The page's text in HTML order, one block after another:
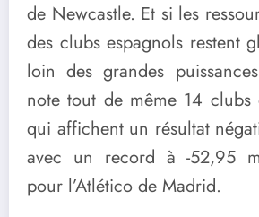
de Newcastle. Et si les
des clubs espagnols restent
loin des grandes
note tout de même 14
qui affichent un résultat
avec un record à -52,95
pour l’Atlético de Madrid.